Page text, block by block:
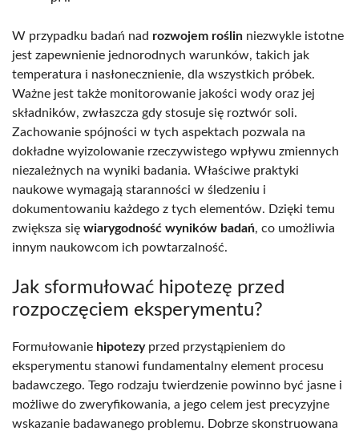
W przypadku badań nad rozwojem roślin niezwykle istotne
jest zapewnienie jednorodnych warunków, takich jak
temperatura i nasłonecznienie, dla wszystkich próbek.
Ważne jest także monitorowanie jakości wody oraz jej
składników, zwłaszcza gdy stosuje się roztwór soli.
Zachowanie spójności w tych aspektach pozwala na
dokładne wyizolowanie rzeczywistego wpływu zmiennych
niezależnych na wyniki badania. Właściwe praktyki
naukowe wymagają staranności w śledzeniu i
dokumentowaniu każdego z tych elementów. Dzięki temu
zwiększa się wiarygodność wyników badań, co umożliwia
innym naukowcom ich powtarzalność.
Jak sformułować hipotezę przed
rozpoczęciem eksperymentu?
Formułowanie hipotezyprzed przystąpieniem do
eksperymentu stanowi fundamentalny element procesu
badawczego. Tego rodzaju twierdzenie powinno być jasne i
możliwe do zweryfikowania, a jego celem jest precyzyjne
wskazanie badawanego problemu. Dobrze skonstruowana